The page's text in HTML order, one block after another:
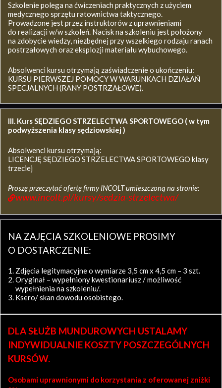
Szkolenie polega na ćwiczeniach praktycznych z użyciem
medycznego sprzętu ratownictwa taktycznego.
Prowadzone jest przez instruktorów z uprawnieniami
do realizacji w/w szkoleń. Nacisk na szkoleniu jest położony
na zdobycie wiedzy, niezbędnej przy wszelkiego rodzaju ranach
postrzałowych oraz eksplozji materiału wybuchowego.
Absolwenci kursu otrzymają zaświadczenie o ukończeniu:
KURSU PIERWSZEJ POMOCY W WARUNKACH DZIAŁAŃ
SPECJALNYCH (RANY POSTRZAŁOWE).
III. Kurs SĘDZIEGO STRZELECTWA SPORTOWEGO ( w tym
podwyższenia klasy sędziowskiej )
Absolwenci kursu otrzymają:
LICENCJĘ SĘDZIEGO STRZELECTWA SPORTOWEGO klasy
trzeciej
Proszę przeczytać ofertę firmy INCOLT umieszczoną na stronie:
www.incolt.pl/kursy/sedzia-strzelectwa/
NA ZAJĘCIA SZKOLENIOWE PROSIMY
O DOSTARCZENIE:
Zdjęcia legitymacyjne o wymiarze 3,5 cm x 4,5 cm – 3 szt.
Oryginał – wypełniony kwestionariusz / możliwość
wypełnienia na szkoleniu/.
Ksero/ skan dowodu osobistego.
DLA SŁUŻB MUNDUROWYCH USTALAMY
INDYWIDUALNIE KOSZTY POSZCZEGÓLNYCH
KURSÓW.
Osobami uprawnionymi do korzystania z oferowanej zniżki